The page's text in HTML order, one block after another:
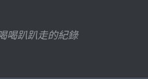
喝趴趴走的紀錄